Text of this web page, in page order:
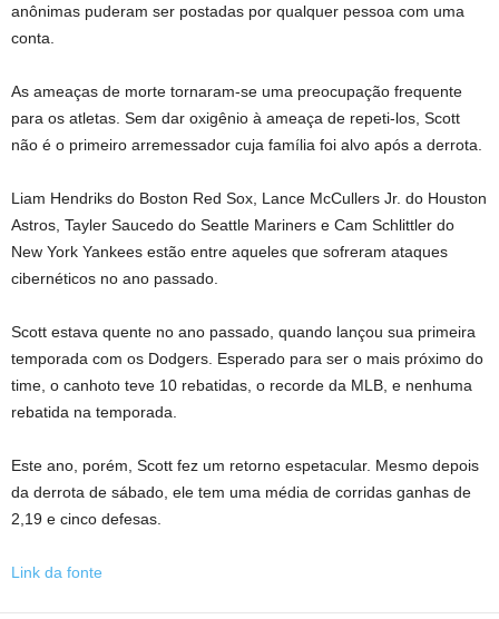
anônimas puderam ser postadas por qualquer pessoa com uma
conta.
As ameaças de morte tornaram-se uma preocupação frequente
para os atletas. Sem dar oxigênio à ameaça de repeti-los, Scott
não é o primeiro arremessador cuja família foi alvo após a derrota.
Liam Hendriks do Boston Red Sox, Lance McCullers Jr. do Houston
Astros, Tayler Saucedo do Seattle Mariners e Cam Schlittler do
New York Yankees estão entre aqueles que sofreram ataques
cibernéticos no ano passado.
Scott estava quente no ano passado, quando lançou sua primeira
temporada com os Dodgers. Esperado para ser o mais próximo do
time, o canhoto teve 10 rebatidas, o recorde da MLB, e nenhuma
rebatida na temporada.
Este ano, porém, Scott fez um retorno espetacular. Mesmo depois
da derrota de sábado, ele tem uma média de corridas ganhas de
2,19 e cinco defesas.
Link da fonte